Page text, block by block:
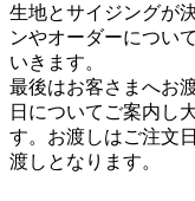
生地とサイジングが
ンやオーダーについ
いきます。
最後はお客さまへお
日についてご案内し
す。お渡しはご注文
渡しとなります。